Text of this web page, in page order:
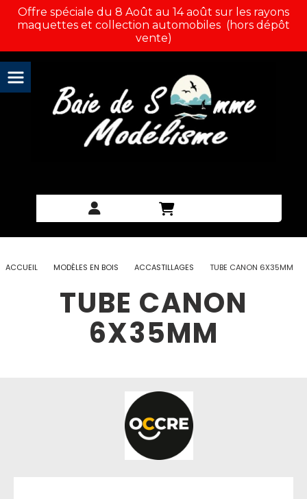
Offre spéciale du 8 Août au 14 août sur les rayons
maquettes et collection automobiles (hors dépôt
vente)
ACCUEIL MODÈLES EN BOIS ACCASTILLAGES TUBE CANON 6X35MM
TUBE CANON
6X35MM
Panneau de gestion des cookies